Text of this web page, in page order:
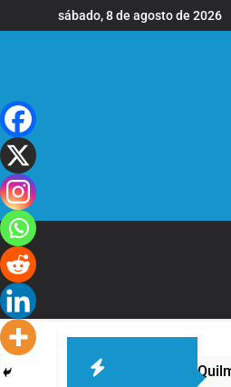
al
sábado, 8 de agosto de 2026
nivel en la sede de Quilmes